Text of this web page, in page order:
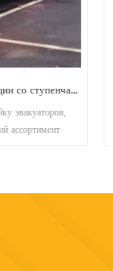
известным как
таких как